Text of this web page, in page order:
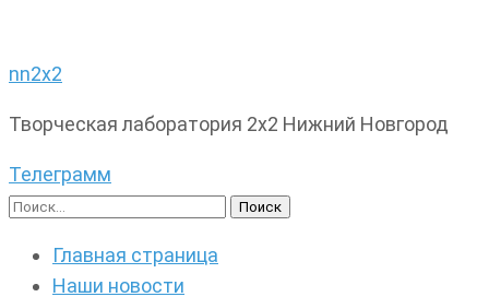
nn2x2
Творческая лаборатория 2х2 Нижний Новгород
Телеграмм
Найти:
Главная страница
Наши новости